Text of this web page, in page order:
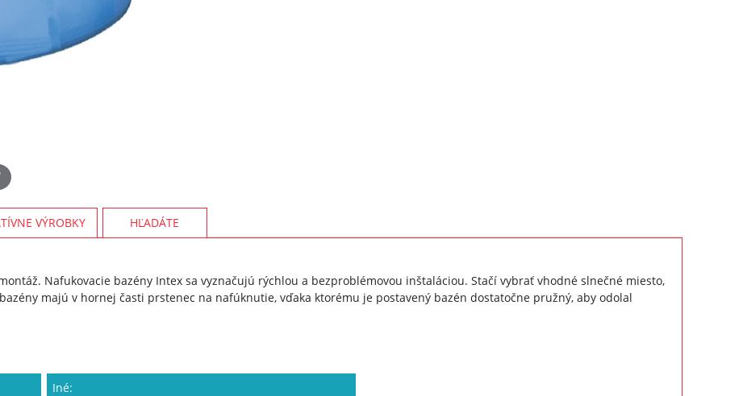
VÝROBKY HĽADÁTE
Nafukovacie bazény Intex sa vyznačujú rýchlou a bezproblémovou inštaláciou. Stačí vybrať vhodné slnečné miesto,
majú v hornej časti prstenec na nafúknutie, vďaka ktorému je postavený bazén dostatočne pružný, aby odolal
Iné: